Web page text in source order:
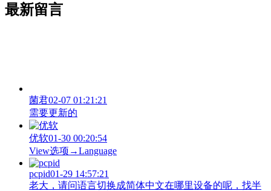
最新留言
菌君02-07 01:21:21
需要更新的
优软01-30 00:20:54
View‌选项→Language
pcpid01-29 14:57:21
老大，请问语言切换成简体中文在哪里设备的呢，找半